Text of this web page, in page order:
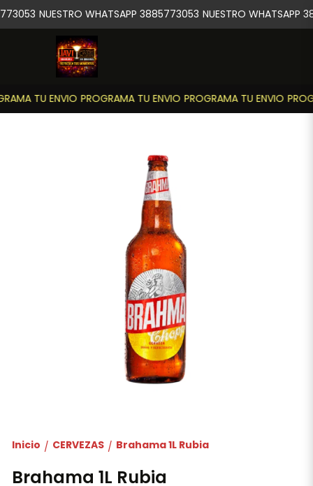
TU ENVIO PROGRAMA TU ENVIO PROGRAMA TU ENVIO
NUESTRO WHATSAPP 3885773053 NUESTRO WHATSAPP
Inicio / CERVEZAS / Brahama 1L Rubia
Brahama 1L Rubia